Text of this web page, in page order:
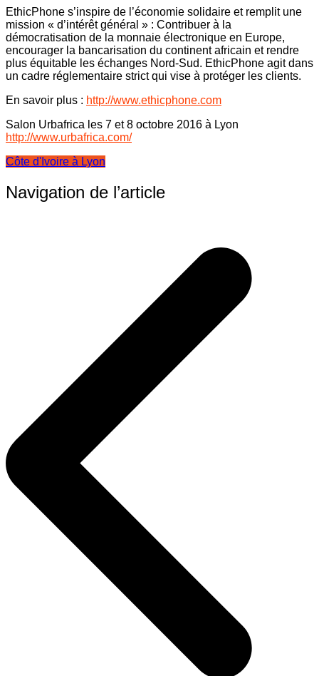
EthicPhone s’inspire de l’économie solidaire et remplit une
mission « d’intérêt général » : Contribuer à la
démocratisation de la monnaie électronique en Europe,
encourager la bancarisation du continent africain et rendre
plus équitable les échanges Nord-Sud. EthicPhone agit dans
un cadre réglementaire strict qui vise à protéger les clients.
En savoir plus : http://www.ethicphone.com
Salon Urbafrica les 7 et 8 octobre 2016 à Lyon
http://www.urbafrica.com/
Côte d'Ivoire à Lyon
Navigation de l’article